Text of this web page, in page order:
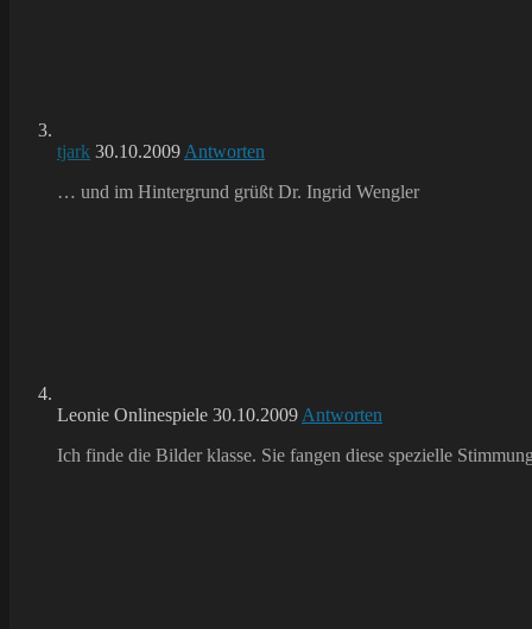
tjark 30.10.2009 Antworten
… und im Hintergrund grüßt Dr. Ingrid Wengler
Leonie Onlinespiele 30.10.2009 Antworten
Ich finde die Bilder klasse. Sie fangen diese spezielle